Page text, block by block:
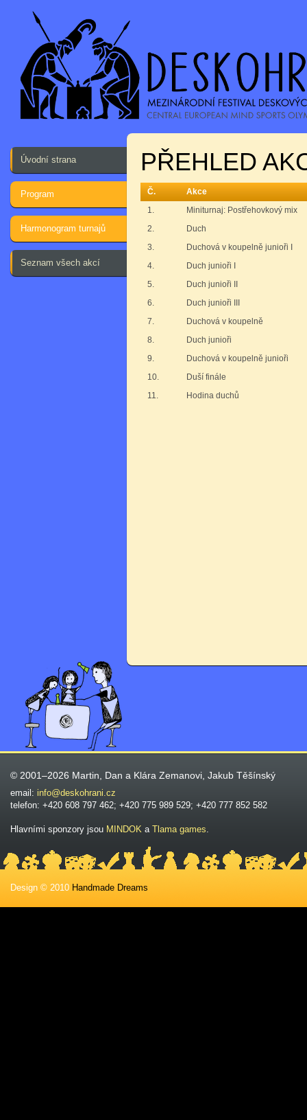
Úvodní strana
Program
Harmonogram turnajů
Seznam všech akcí
PŘEHLED
Č.
Akce
1.
Miniturnaj: Postřehovkový mix
2.
Duch
3.
Duchová v koupelně junioři I
4.
Duch junioři I
5.
Duch junioři II
6.
Duch junioři III
7.
Duchová v koupelně
8.
Duch junioři
9.
Duchová v koupelně junioři
10.
Duší finále
11.
Hodina duchů
© 2001–2026 Martin, Dan a Klára Zemanovi, Jakub Těšínský
email: info@deskohrani.cz
telefon: +420 608 797 462; +420 775 989 529; +420 777 852 582
Hlavními sponzory jsou MINDOK a Tlama games.
Design © 2010 Handmade Dreams